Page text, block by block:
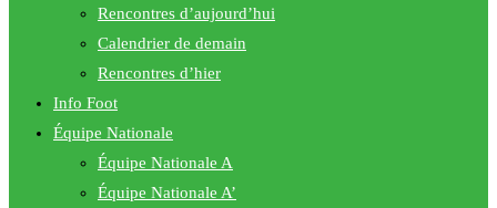
Rencontres d’aujourd’hui
Calendrier de demain
Rencontres d’hier
Info Foot
Équipe Nationale
Équipe Nationale A
Équipe Nationale A’